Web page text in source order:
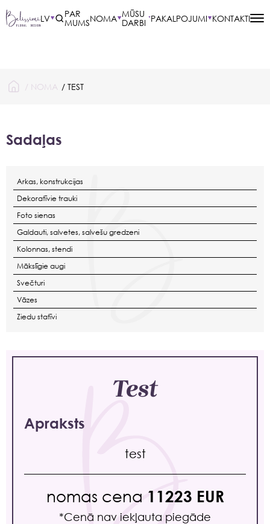
LV
PAR
MUMSNOMA MŪSU
DARBI PAKALPOJUMI KONTAKTI
/ NOMA / TEST
Sadaļas
Arkas, konstrukcijas
Dekoratīvie trauki
Foto sienas
Galdauti, salvetes, salvešu gredzeni
Kolonnas, stendi
Mākslīgie augi
Svečturi
Vāzes
Ziedu statīvi
Test
Apraksts
test
nomas cena 11223 EUR
*Сenā nav iekļauta piegāde